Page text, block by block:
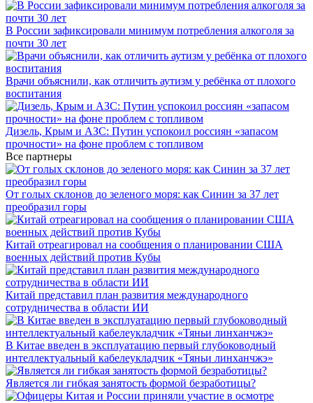
В России зафиксировали минимум потребления алкоголя за
почти 30 лет
Врачи объяснили, как отличить аутизм у ребёнка от плохого
воспитания
Дизель, Крым и АЗС: Путин успокоил россиян «запасом
прочности» на фоне проблем с топливом
Все партнеры
От голых склонов до зеленого моря: как Синин за 37 лет
преобразил горы
Китай отреагировал на сообщения о планировании США
военных действий против Кубы
Китай представил план развития международного
сотрудничества в области ИИ
В Китае введен в эксплуатацию первый глубоководный
интеллектуальный кабелеукладчик «Тяньи линханчжэ»
Является ли гибкая занятость формой безработицы?